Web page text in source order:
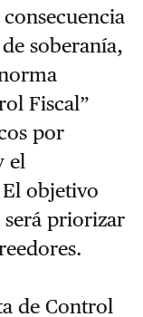
soberanía,
Fiscal”
por
el
objetivo
será priorizar
de Control